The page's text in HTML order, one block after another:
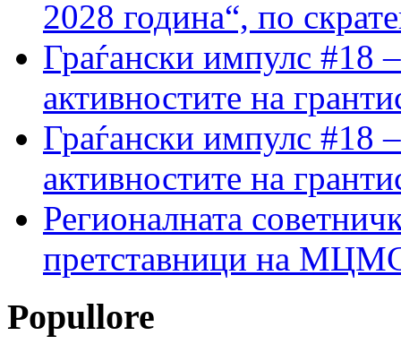
2028 година“, по
Граѓански импулс #18
активностите на
Граѓански импулс #18
активностите на
Регионалната
претставници на МЦМС
Popullore